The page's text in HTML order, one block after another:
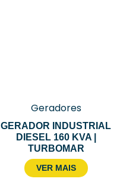
Geradores
GERADOR INDUSTRIAL
DIESEL 160 KVA |
TURBOMAR
VER MAIS